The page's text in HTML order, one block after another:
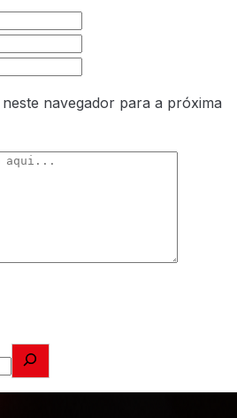
navegador para a próxima